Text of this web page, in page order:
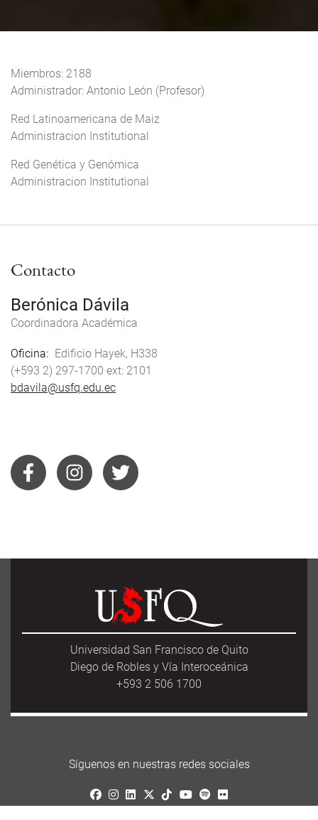
Miembros: 2188
Administrador: Antonio León (Profesor)
Red Latinoamericana de Maiz
Administracion Institutional
Red Genética y Genómica
Administracion Institutional
Contacto
Berónica Dávila
Coordinadora Académica
Oficina
Edificio Hayek, H338
(+593 2) 297-1700
2101
bdavila@usfq.edu.ec
Universidad San Francisco de Quito
Diego de Robles y Vía Interoceánica
+593 2 506 1700
Síguenos en nuestras redes sociales